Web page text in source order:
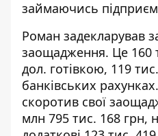
займаючись
Роман задекларував
заощадження. Це 160
дол. готівкою, 119
банківських
скоротив свої
млн 795 тис. 168 грн,